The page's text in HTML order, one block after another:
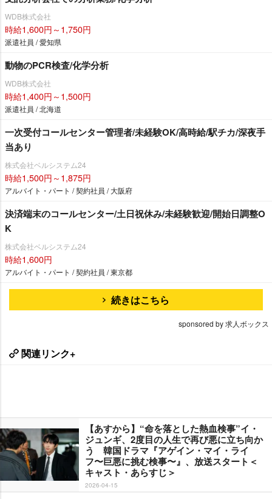
WDB株式会社
時給1,600円～1,750円
派遣社員 / 愛知県
動物のPCR検査/化学分析
WDB株式会社
時給1,400円～1,500円
派遣社員 / 北海道
一次受付コールセンター管理者/未経験OK/高時給/駅チカ/深夜手
当あり
株式会社ベルシステム24
時給1,500円～1,875円
アルバイト・パート / 契約社員 / 大阪府
決済端末のコールセンター/土日祝休み/未経験歓迎/開始日調整O
K
株式会社ベルシステム24
時給1,600円
アルバイト・パート / 契約社員 / 東京都
続きはこちら
sponsored by 求人ボックス
関連リンク+
【あすから】“命を落とした熱血検事”イ・
ジュンギ、2度目の人生で再び悪に立ち向か
う 韓国ドラマ『アゲイン・マイ・ライ
フ〜巨悪に挑む検事〜』、放送スタート＜
キャスト・あらすじ＞
2026-04-15